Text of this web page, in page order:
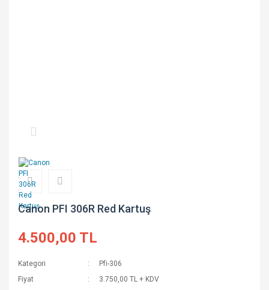
Canon PFI 306R Red Kartuş
4.500,00 TL
Kategori
Pfi-306
Fiyat
3.750,00 TL + KDV